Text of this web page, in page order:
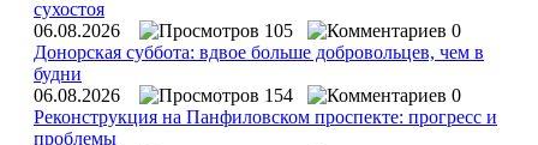
сухостоя
06.08.2026
105
0
Донорская суббота: вдвое больше добровольцев, чем в
будни
06.08.2026
154
0
Реконструкция на Панфиловском проспекте: прогресс и
проблемы